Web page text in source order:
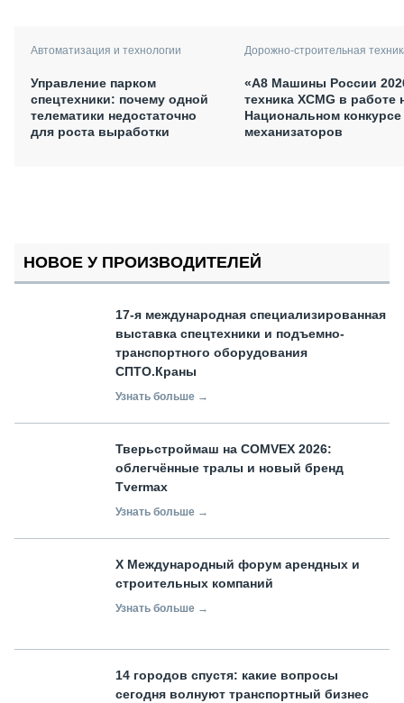
Автоматизация и технологии
Управление парком
спецтехники: почему одной
телематики недостаточно
для роста выработки
Дорожно-строительная
«А8 Машины России
техника XCMG в работе
Национальном конкурсе
механизаторов
НОВОЕ У ПРОИЗВОДИТЕЛЕЙ
17-я международная специализированная
выставка спецтехники и подъемно-
транспортного оборудования
СПТО.Краны
Узнать больше →
Тверьстроймаш на COMVEX 2026:
облегчённые тралы и новый бренд
Tvermax
Узнать больше →
X Международный форум арендных и
строительных компаний
Узнать больше →
14 городов спустя: какие вопросы
сегодня волнуют транспортный бизнес